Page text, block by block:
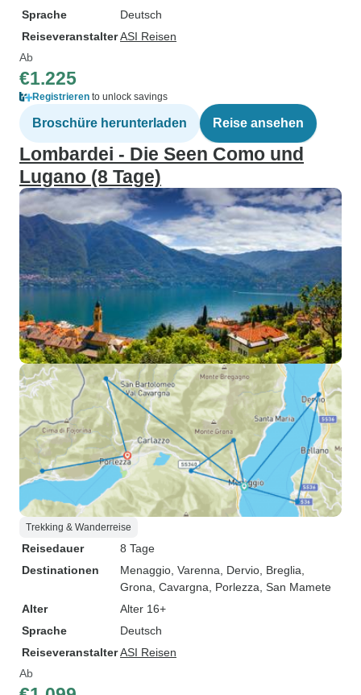
Sprache
Deutsch
ReiseveranstalterASI Reisen
Ab
€1.225
Registrieren to unlock savings
Broschüre herunterladen Reise ansehen
Lombardei - Die Seen Como und
Lugano (8 Tage)
Trekking & Wanderreise
Reisedauer
8 Tage
Destinationen
Menaggio , Varenna , Dervio , Breglia
Grona , Cavargna , Porlezza , San Mamete
Alter
Alter 16+
Sprache
Deutsch
ReiseveranstalterASI Reisen
Ab